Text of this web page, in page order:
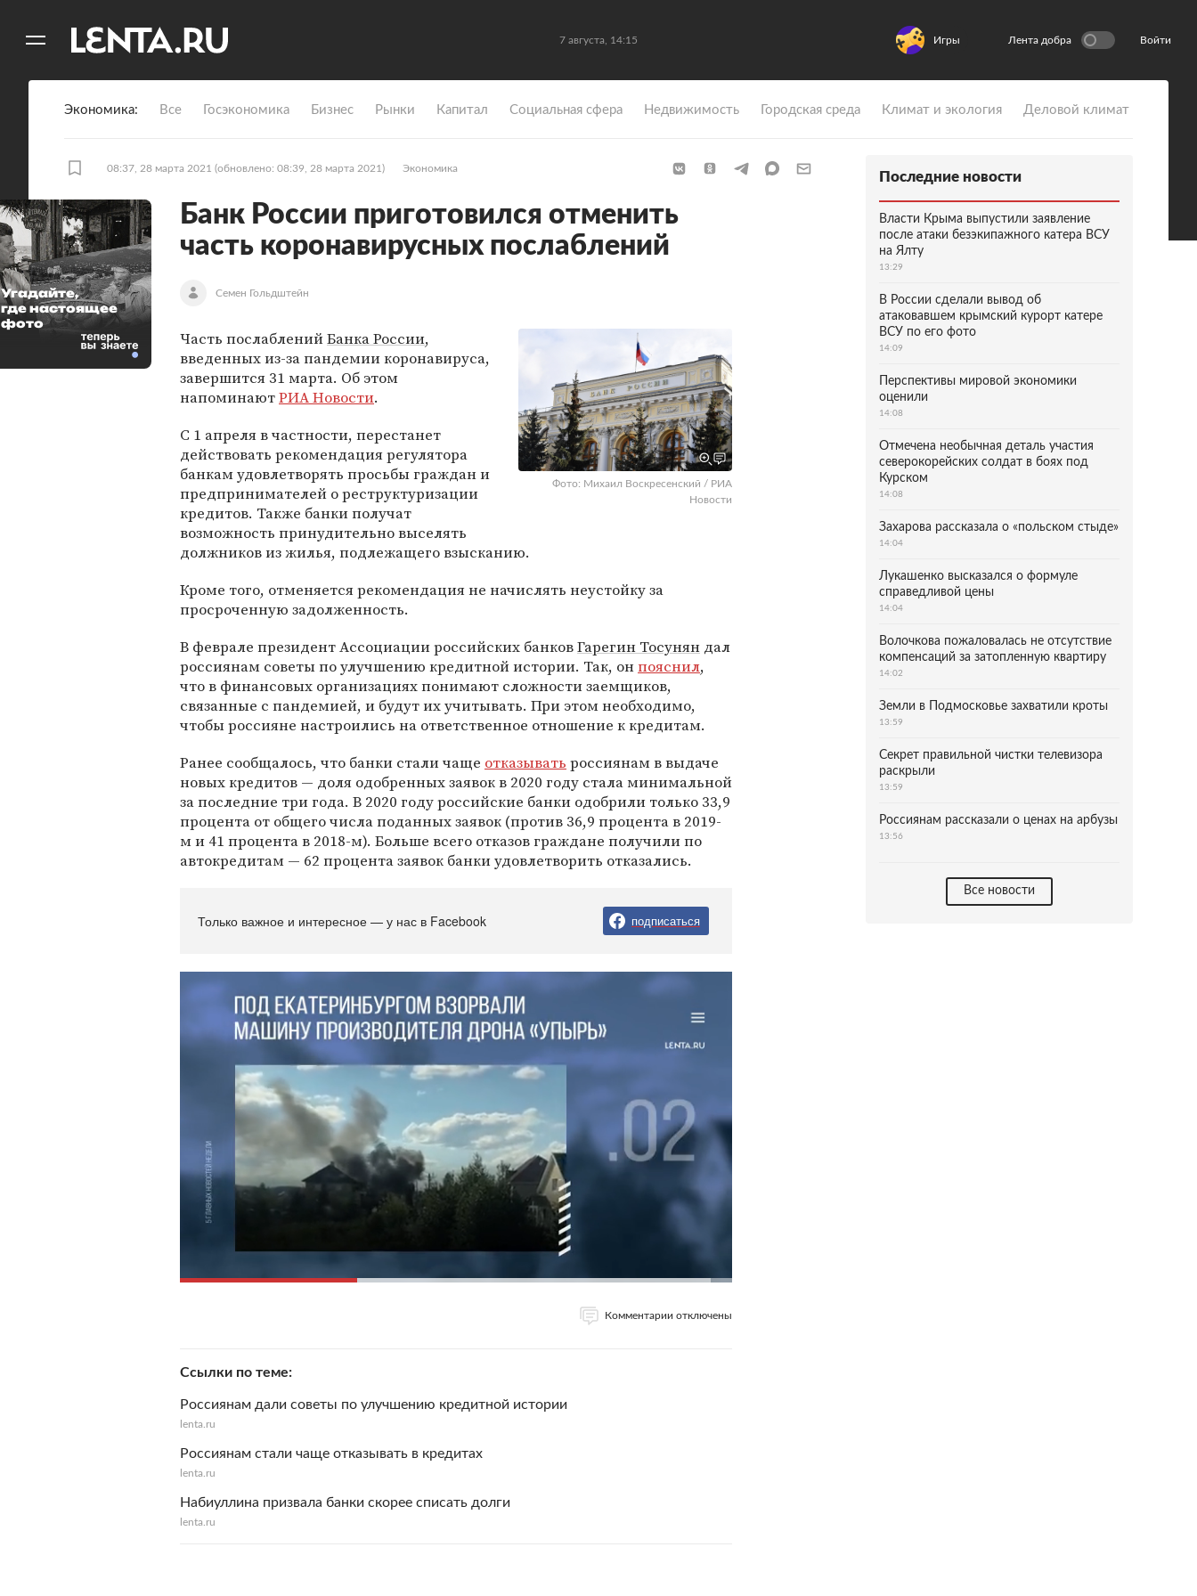
7 августа, 14:15 Игры Лента добра Войти
Экономика Все Госэкономика Бизнес Рынки Капитал Социальная сфера Недвижимость Городская среда Климат и экология Деловой климат
08:37, 28 марта 2021 (обновлено: 08:39, 28 марта 2021) Экономика
Банк России приготовился отменить
часть коронавирусных послаблений
Семен Гольдштейн
Фото: Михаил Воскресенский / РИА
Новости
Часть послабленийБанка России,
введенных из-за пандемии коронавируса,
завершится 31 марта. Об этом
напоминаютРИА Новости.
С 1 апреля в частности, перестанет
действовать рекомендация регулятора
банкам удовлетворять просьбы граждан и
предпринимателей о реструктуризации
кредитов. Также банки получат
возможность принудительно выселять
должников из жилья, подлежащего взысканию.
Кроме того, отменяется рекомендация не начислять неустойку за
просроченную задолженность.
В феврале президент Ассоциации российских банковГарегин Тосунян дал
россиянам советы по улучшению кредитной истории. Так, онпояснил,
что в финансовых организациях понимают сложности заемщиков,
связанные с пандемией, и будут их учитывать. При этом необходимо,
чтобы россияне настроились на ответственное отношение к кредитам.
Ранее сообщалось, что банки стали чаще отказывать россиянам в выдаче
новых кредитов — доля одобренных заявок в 2020 году стала минимальной
за последние три года. В 2020 году российские банки одобрили только 33,9
процента от общего числа поданных заявок (против 36,9 процента в 2019-
м и 41 процента в 2018-м). Больше всего отказов граждане получили по
автокредитам — 62 процента заявок банки удовлетворить отказались.
Только важное и интересное — у нас в Facebook подписаться
Комментарии отключены
Ссылки по теме
Россиянам дали советы по улучшению кредитной истории
lenta.ru
Россиянам стали чаще отказывать в кредитах
lenta.ru
Набиуллина призвала банки скорее списать долги
lenta.ru
Угадайте,
где настоящее
фото
Последние новости
Власти Крыма выпустили заявление
после атаки безэкипажного катера ВСУ
на Ялту
13:29
В России сделали вывод об
атаковавшем крымский курорт катере
ВСУ по его фото
14:09
Перспективы мировой экономики
оценили
14:08
Отмечена необычная деталь участия
северокорейских солдат в боях под
Курском
14:08
Захарова рассказала о «польском стыде»
14:04
Лукашенко высказался о формуле
справедливой цены
14:04
Волочкова пожаловалась не отсутствие
компенсаций за затопленную квартиру
14:02
Земли в Подмосковье захватили кроты
13:59
Секрет правильной чистки телевизора
раскрыли
13:59
Россиянам рассказали о ценах на арбузы
13:56
Все новости